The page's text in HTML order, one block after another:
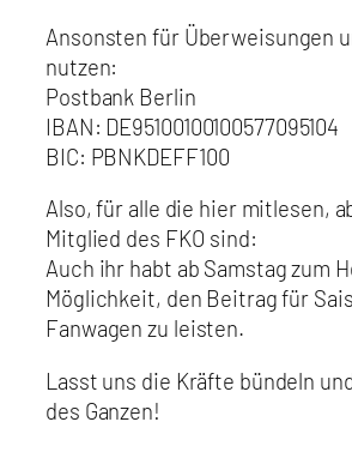
Ansonsten für Überweisungen
nutzen:
Postbank Berlin
IBAN: DE95100100100577095104
BIC: PBNKDEFF100
Also, für alle die hier mitlesen,
Mitglied des FKO sind:
Auch ihr habt ab Samstag zum
Möglichkeit, den Beitrag für
Fanwagen zu leisten.
Lasst uns die Kräfte bündeln
des Ganzen!